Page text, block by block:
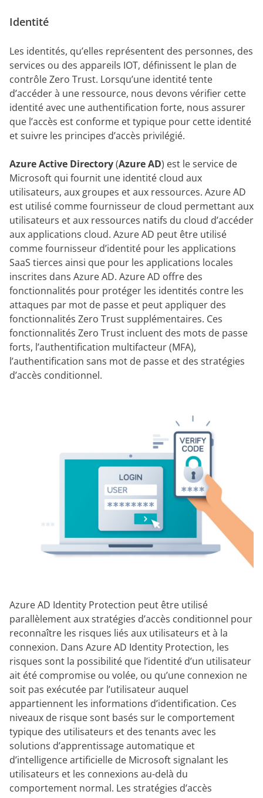
Identité
Les identités, qu’elles représentent des personnes, des
services ou des appareils IOT, définissent le plan de
contrôle Zero Trust. Lorsqu’une identité tente
d’accéder à une ressource, nous devons vérifier cette
identité avec une authentification forte, nous assurer
que l’accès est conforme et typique pour cette identité
et suivre les principes d’accès privilégié.
Azure Active Directory(Azure AD) est le service de
Microsoft qui fournit une identité cloud aux
utilisateurs, aux groupes et aux ressources. Azure AD
est utilisé comme fournisseur de cloud permettant aux
utilisateurs et aux ressources natifs du cloud d’accéder
aux applications cloud. Azure AD peut être utilisé
comme fournisseur d’identité pour les applications
SaaS tierces ainsi que pour les applications locales
inscrites dans Azure AD. Azure AD offre des
fonctionnalités pour protéger les identités contre les
attaques par mot de passe et peut appliquer des
fonctionnalités Zero Trust supplémentaires. Ces
fonctionnalités Zero Trust incluent des mots de passe
forts, l’authentification multifacteur (MFA),
l’authentification sans mot de passe et des stratégies
d’accès conditionnel.
Azure AD Identity Protection peut être utilisé
parallèlement aux stratégies d’accès conditionnel pour
reconnaître les risques liés aux utilisateurs et à la
connexion. Dans Azure AD Identity Protection, les
risques sont la possibilité que l’identité d’un utilisateur
ait été compromise ou volée, ou qu’une connexion ne
soit pas exécutée par l’utilisateur auquel
appartiennent les informations d’identification. Ces
niveaux de risque sont basés sur le comportement
typique des utilisateurs et des tenants avec les
solutions d’apprentissage automatique et
d’intelligence artificielle de Microsoft signalant les
utilisateurs et les connexions au-delà du
comportement normal. Les stratégies d’accès